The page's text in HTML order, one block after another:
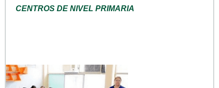
CENTROS DE NIVEL PRIMARIA